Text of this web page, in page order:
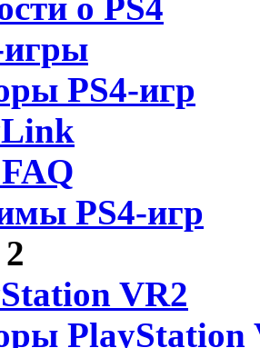
о PS4
игры
PS4-игр
PS4-игр
VR2
PlayStation